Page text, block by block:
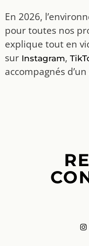
En 2026,
pour toutes nos
explique tout en
sur Instagram,
accompagnés